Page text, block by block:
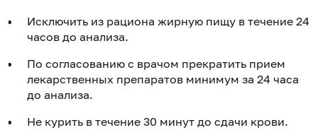
Исключить из рациона жирную пищу в течение 24
часов до анализа.
По согласованию с врачом прекратить прием
лекарственных препаратов минимум за 24 часа
до анализа.
Не курить в течение 30 минут до сдачи крови.